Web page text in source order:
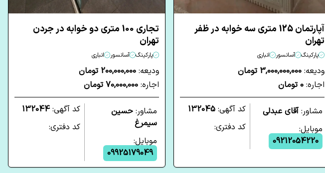
آپارتمان 125 متری سه خوابه در ظفر
تهران
پارکینگ آسانسور انباری
ودیعه: 3,000,000,000 تومان
اجاره: 0 تومان
مشاور:آقای عبدلی
موبایل:
09212054220
کد آگهی: 132045
کد دفتری:
تجاری 100 متری دو خوابه در جردن
تهران
پارکینگ آسانسور انباری
ودیعه: 200,000,000 تومان
اجاره: 70,000,000 تومان
مشاور: حسین
سیمرغ
موبایل:
09925179049
کد آگهی: 132044
کد دفتری: